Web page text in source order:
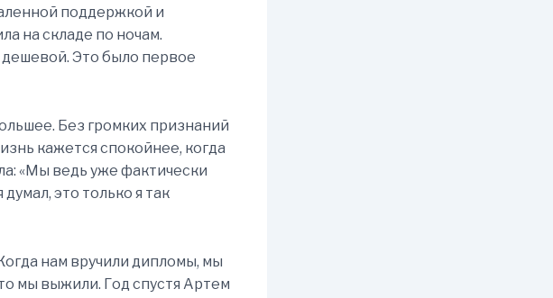
поддержкой и
на складе по ночам.
Это было первое
Без громких признаний
кажется спокойнее, когда
«Мы ведь уже фактически
это только я так
нам вручили дипломы, мы
мы выжили. Год спустя Артем